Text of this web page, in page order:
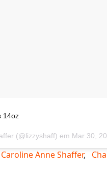
14oz
(@lizzyshaff) em Mar 30,
Caroline Anne Shaffer,